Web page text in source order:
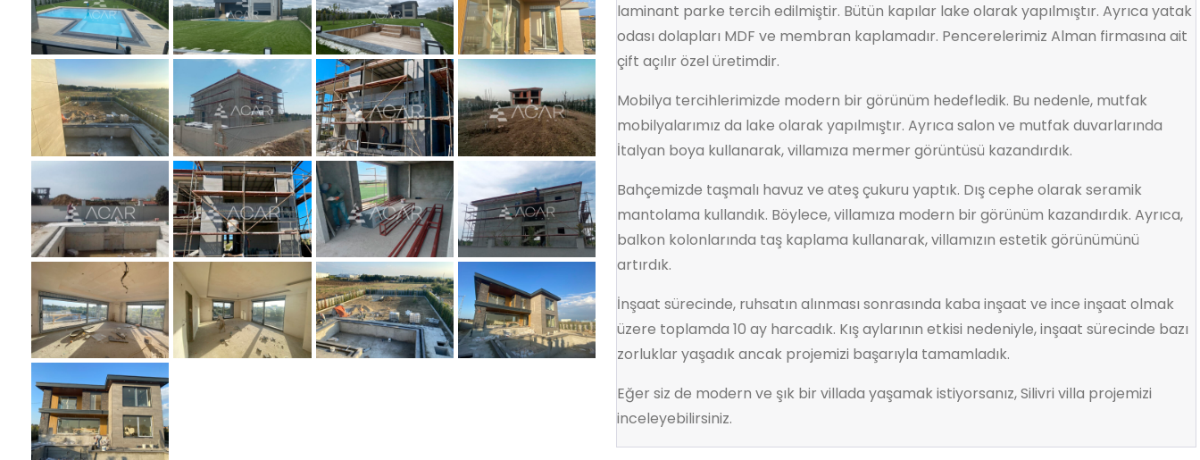
laminant parke tercih edilmiştir. Bütün kapılar lake olarak yapılmıştır. Ayrıca yatak
odası dolapları MDF ve membran kaplamadır. Pencerelerimiz Alman firmasına ait
çift açılır özel üretimdir.
Mobilya tercihlerimizde modern bir görünüm hedefledik. Bu nedenle, mutfak
mobilyalarımız da lake olarak yapılmıştır. Ayrıca salon ve mutfak duvarlarında
İtalyan boya kullanarak, villamıza mermer görüntüsü kazandırdık.
Bahçemizde taşmalı havuz ve ateş çukuru yaptık. Dış cephe olarak seramik
mantolama kullandık. Böylece, villamıza modern bir görünüm kazandırdık. Ayrıca,
balkon kolonlarında taş kaplama kullanarak, villamızın estetik görünümünü
artırdık.
İnşaat sürecinde, ruhsatın alınması sonrasında kaba inşaat ve ince inşaat olmak
üzere toplamda 10 ay harcadık. Kış aylarının etkisi nedeniyle, inşaat sürecinde bazı
zorluklar yaşadık ancak projemizi başarıyla tamamladık.
Eğer siz de modern ve şık bir villada yaşamak istiyorsanız, Silivri villa projemizi
inceleyebilirsiniz.